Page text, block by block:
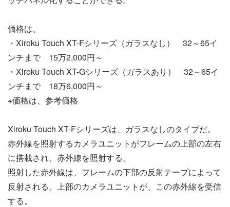
価格は、
・Xiroku Touch XT-Fシリーズ（ガラスなし） 32～65イ
ンチまで 15万2,000円～
・Xiroku Touch XT-Gシリーズ（ガラスあり） 32～65イ
ンチまで 18万6,000円～
※価格は、参考価格
Xiroku Touch XT-Fシリーズは、ガラスなしのタイプだ。
赤外線を照射するカメラユニットがフレームの上部の左右
に搭載され、赤外線を照射する。
照射した赤外線は、フレームの下部の反射テープによって
反射される。上部のカメラユニットが、この赤外線を受信
する。